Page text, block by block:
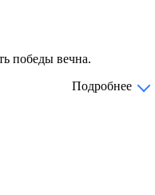
победы вечна.
Подробнее